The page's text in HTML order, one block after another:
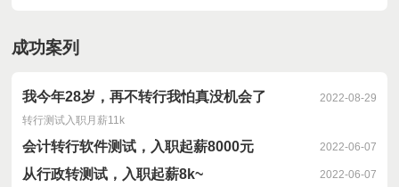
成功案列
我今年28岁，再不转行我怕真没机会了
2022-08-29
转行测试入职月薪11k
会计转行软件测试，入职起薪8000元 2022-06-07
从行政转测试，入职起薪8k~ 2022-06-07